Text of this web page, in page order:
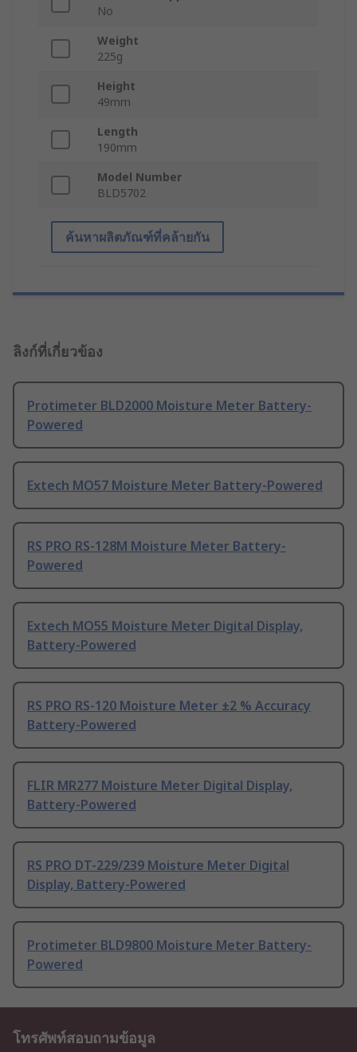
No
Weight
225g
Height
49mm
Length
190mm
Model Number
BLD5702
ค้นหาผลิตภัณฑ์ที่คล้ายกัน
ลิงก์ที่เกี่ยวข้อง
Protimeter BLD2000 Moisture Meter Battery-
Powered
Extech MO57 Moisture Meter Battery-Powered
RS PRO RS-128M Moisture Meter Battery-
Powered
Extech MO55 Moisture Meter Digital Display,
Battery-Powered
RS PRO RS-120 Moisture Meter ±2 % Accuracy
Battery-Powered
FLIR MR277 Moisture Meter Digital Display,
Battery-Powered
RS PRO DT-229/239 Moisture Meter Digital
Display, Battery-Powered
Protimeter BLD9800 Moisture Meter Battery-
Powered
โทรศัพท์สอบถามข้อมูล